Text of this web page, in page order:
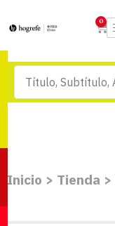
0
Inicio > Tienda >